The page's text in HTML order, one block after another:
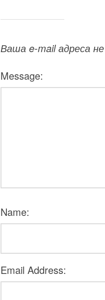
Ваша e-mail адреса
Message:
Name:
Email Address: